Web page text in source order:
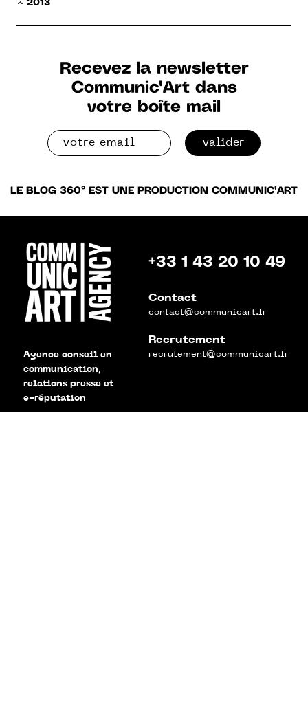
2013
Recevez la newsletter
Communic'Art dans
votre boîte mail
valider
LE BLOG 360° EST UNE PRODUCTION COMMUNIC'ART
Agence conseil en
communication,
relations presse et
e-réputation
+33 1 43 20 10 49
Contact
contact@communicart.fr
Recrutement
recrutement@communicart.fr